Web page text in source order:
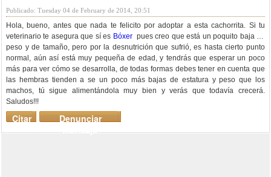
Publicado: Tuesday 04 de February de 2014, 20:51
Hola, bueno, antes que nada te felicito por adoptar a esta cachorrita. Si tu
veterinario te asegura que sí es Bóxerpues creo que está un poquito baja de
peso y de tamaño, pero por la desnutrición que sufrió, es hasta cierto punto
normal, aún así está muy pequeña de edad, y tendrás que esperar un poco
más para ver cómo se desarrolla, de todas formas debes tener en cuenta que
las hembras tienden a se un poco más bajas de estatura y peso que los
machos, tú sigue alimentándola muy bien y verás que todavía crecerá.
Saludos!!!
Denunciar
mensaje
Citar